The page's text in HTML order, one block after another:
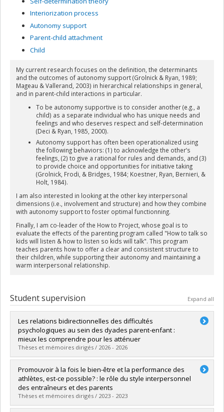
Interiorization process
Autonomy support
Parent-child attachment
Child
My current research focuses on the definition, the determinants
and the outcomes of autonomy support (Grolnick & Ryan, 1989;
Mageau & Vallerand, 2003) in hierarchical relationships in general,
and in parent-child interactions in particular.
To be autonomy supportive is to consider another (e.g., a
child) as a separate individual who has unique needs and
feelings and who deserves respect and self-determination
(Deci & Ryan, 1985, 2000).
Autonomy support has often been operationalized using
the following behaviors: (1) to acknowledge the other’s
feelings, (2) to give a rational for rules and demands, and (3)
to provide choice and opportunities for initiative taking
(Grolnick, Frodi, & Bridges, 1984; Koestner, Ryan, Bernieri, &
Holt, 1984).
I am also interested in looking at the other key interpersonal
dimensions (i.e., involvement and structure) and how they combine
with autonomy support to foster optimal functionning.
Finally, I am co-leader of the How to Project, whose goal is to
evaluate the effects of the parenting program called "How to talk so
kids will listen & how to listen so kids will talk". This program
teaches parents how to offer a clear and consistent structure to
their children, while supporting their autonomy and maintaining a
warm interpersonal relationship.
Student supervision Expand all
Les relations bidirectionnelles des difficultés
psychologiques au sein des dyades parent-enfant :
mieux les comprendre pour les atténuer
Thèses et mémoires dirigés / 2026 - 2026
Graduate : Laurendeau-Martin, Juliette
Cycle :Doctoral
Grade :Ph. D.
Lien vers le document dans Papyrus
Promouvoir à la fois le bien-être et la performance des
athlètes, est-ce possible? : le rôle du style interpersonnel
des entraîneurs et des parents
Thèses et mémoires dirigés / 2023 - 2023